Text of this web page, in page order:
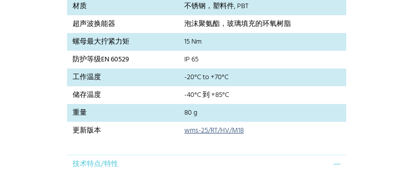
材质
不锈钢，塑料件, PBT
超声波换能器
泡沫聚氨酯，玻璃填充的环氧树脂
螺母最大拧紧力矩
15 Nm
防护等级EN 60529
IP 65
工作温度
-20°C to +70°C
储存温度
-40°C 到 +85°C
重量
80 g
更新版本
wms-25/RT/HV/M18
技术特点/特性